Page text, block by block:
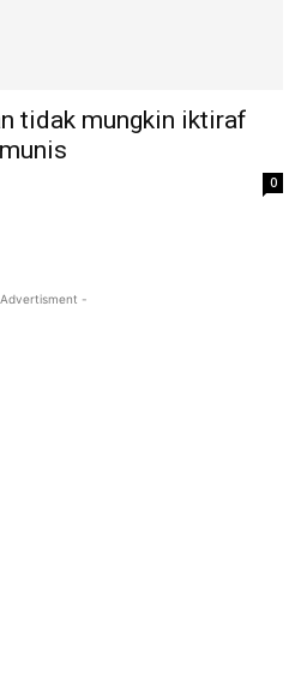
tidak mungkin iktiraf
0
-